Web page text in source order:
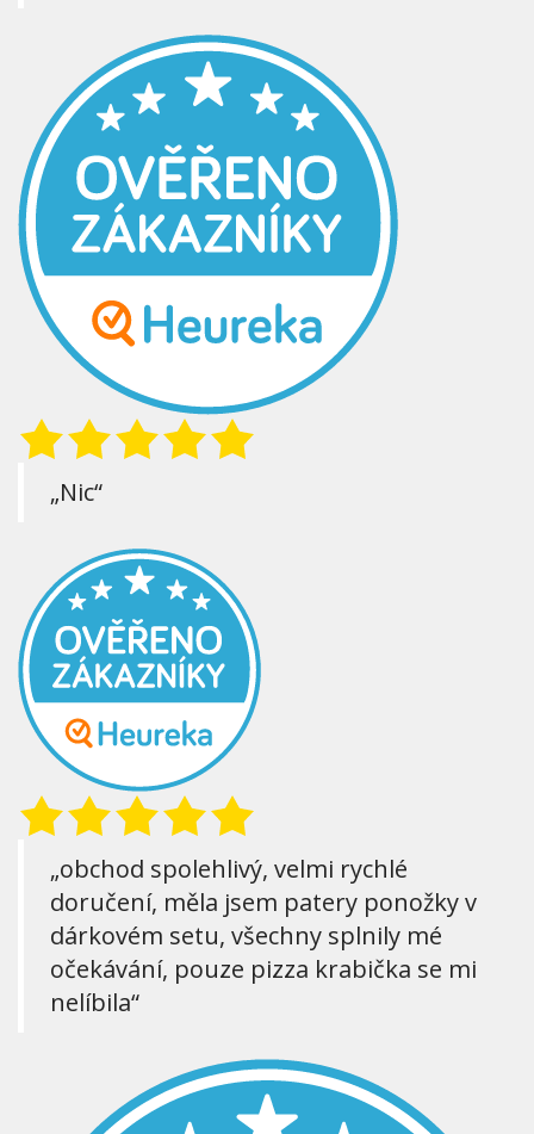
„Nic“
„obchod spolehlivý, velmi rychlé
doručení, měla jsem patery ponožky v
dárkovém setu, všechny splnily mé
očekávání, pouze pizza krabička se mi
nelíbila“